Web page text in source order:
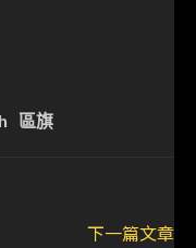
區旗
下一篇文章